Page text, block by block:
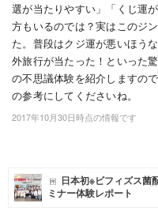
赤ちゃん・育児
子育て・家族
病院
住まい
選が当たりやすい」「くじ運
方もいるのでは？実はこのジ
た。普段はクジ運が悪いほう
外旅行が当たった！といった
の不思議体験を紹介しますの
の参考にしてくださいね。
2017年10月30日時点の情報です
日本初※ビフィズス菌
ミナー体験レポート